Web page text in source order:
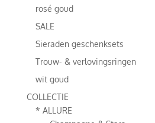
rosé goud
SALE
Sieraden geschenksets
Trouw- & verlovingsringen
wit goud
COLLECTIE
* ALLURE